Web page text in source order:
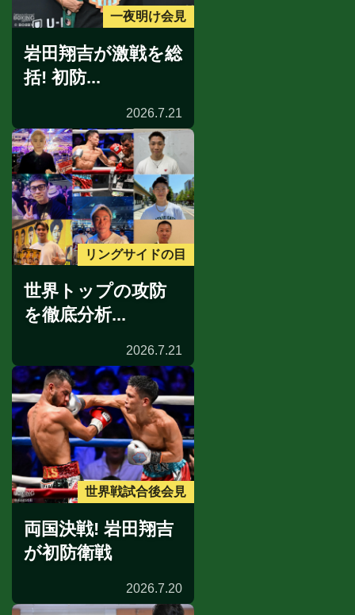
一夜明け会見
岩田翔吉が激戦を総
括! 初防...
2026.7.21
リングサイドの目
世界トップの攻防
を徹底分析...
2026.7.21
世界戦試合後会見
両国決戦! 岩田翔吉
が初防衛戦
2026.7.20